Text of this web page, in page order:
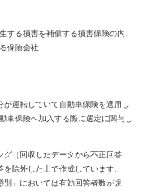
する損害を補償する損害保険の内、
保険会社
運転していて自動車保険を適用し
車保険へ加入する際に選定に関与し
（回収したデータから不正回答
除外した上で作成しています。
」においては有効回答者数が規